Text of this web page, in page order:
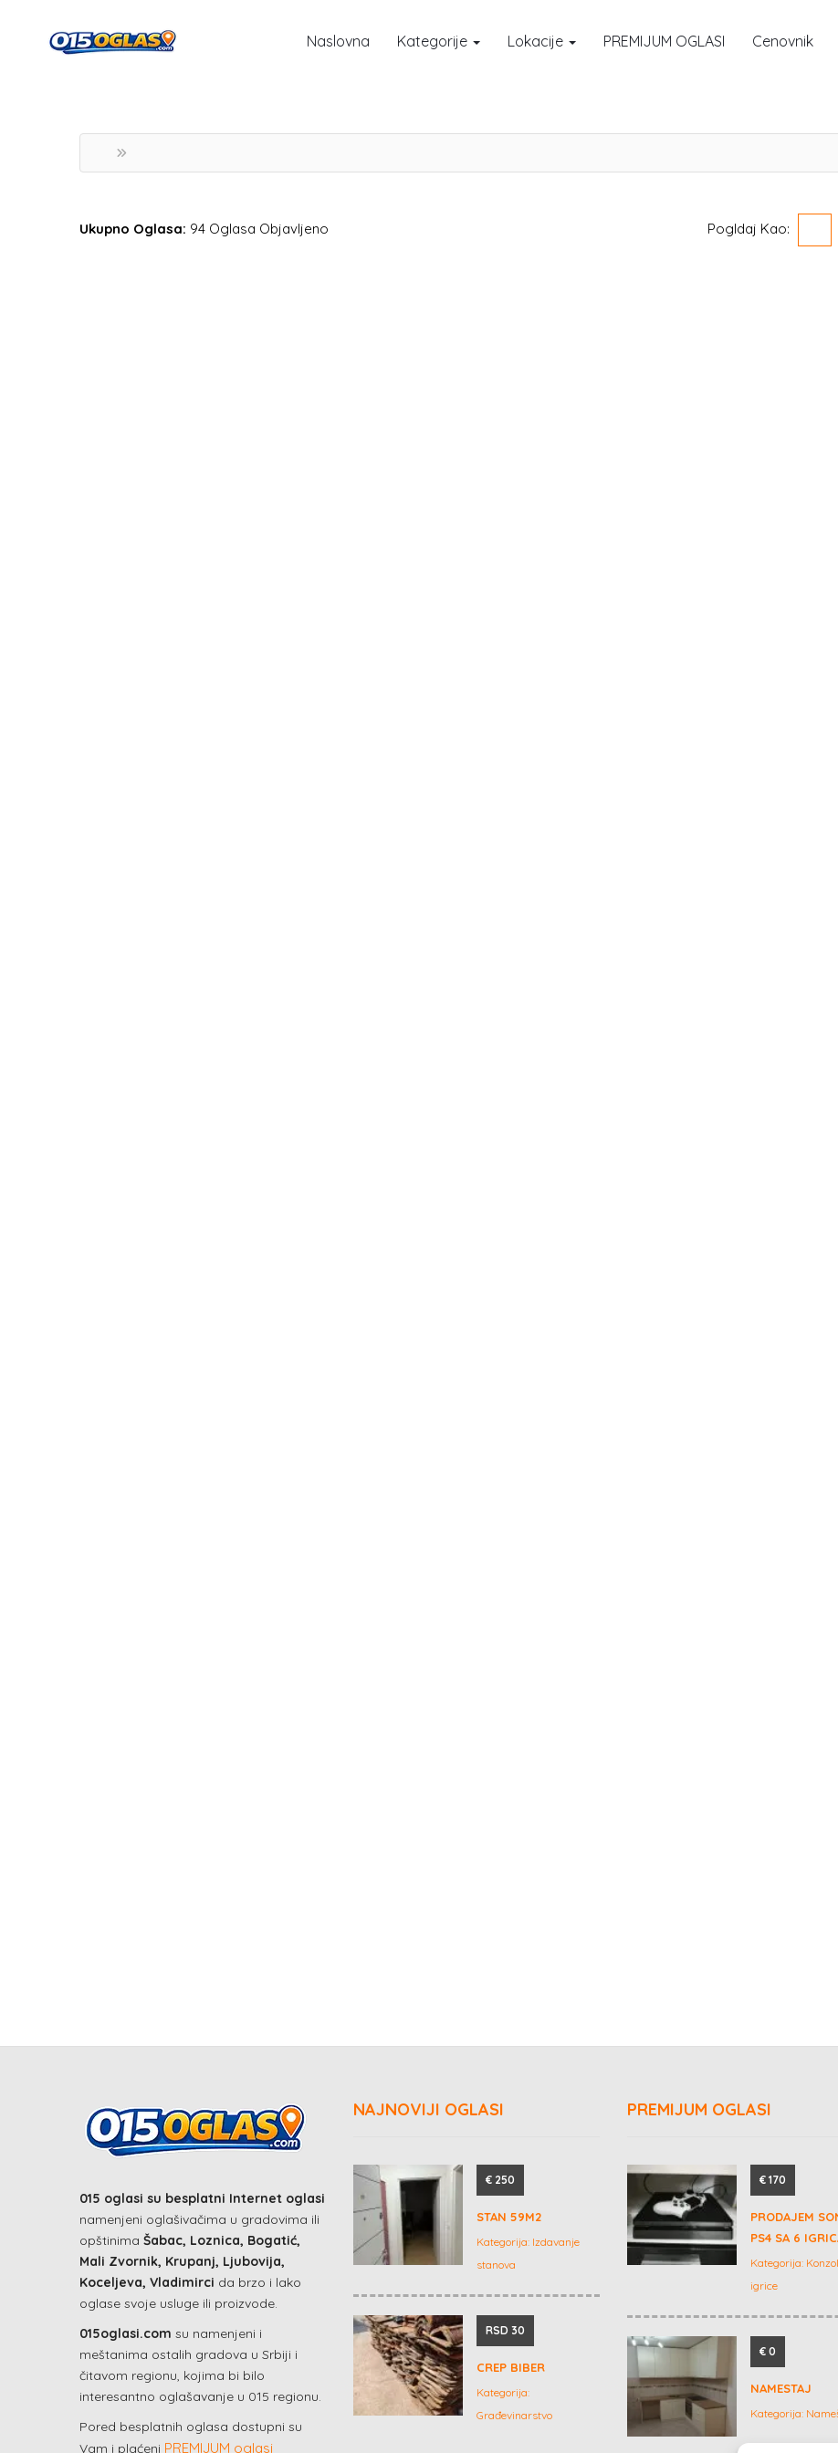
Naslovna Kategorije Lokacije PREMIJUM OGLASI Cenovnik
Ukupno Oglasa: 94 Oglasa Objavljeno Pogldaj Kao:
015 oglasi su besplatni Internet oglasi
namenjeni oglašivačima u gradovima ili
opštinima Šabac, Loznica, Bogatić,
Mali Zvornik, Krupanj, Ljubovija,
Koceljeva, Vladimirci da brzo i lako
oglase svoje usluge ili proizvode.
015oglasi.com su namenjeni i
meštanima ostalih gradova u Srbiji i
čitavom regionu, kojima bi bilo
interesantno oglašavanje u 015 regionu.
Pored besplatnih oglasa dostupni su
Vam i plaćeni PREMIJUM oglasi
NAJNOVIJI OGLASI
€ 250
STAN 59M2
Kategorija: Izdavanje
stanova
RSD 30
CREP BIBER
Kategorija:
Građevinarstvo
PREMIJUM OGLASI
€ 170
PRODAJEM
PS4 SA 6
Kategorija:
igrice
€ 0
NAMESTAJ
Kategorija: